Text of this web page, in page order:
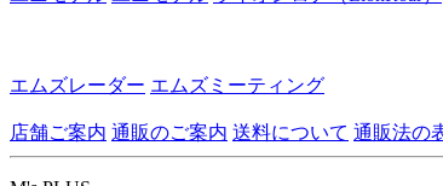
エムズレーダー エムズミーティング
店舗ご案内 通販のご案内 送料について 通販法の